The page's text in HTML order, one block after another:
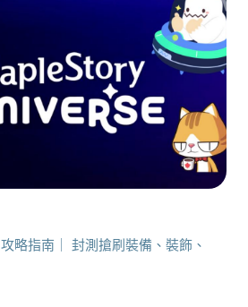
略指南｜ 封測搶刷裝備、裝飾、